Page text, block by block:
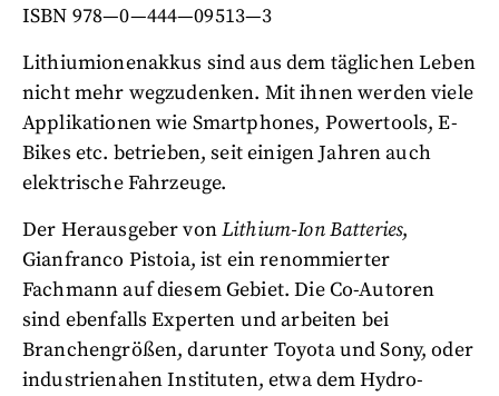
ISBN 978—0—444—09513—3
Lithiumionenakkus sind aus dem täglichen Leben
nicht mehr wegzudenken. Mit ihnen werden viele
Applikationen wie Smartphones, Powertools, E-
Bikes etc. betrieben, seit einigen Jahren auch
elektrische Fahrzeuge.
Der Herausgeber vonLithium-Ion Batteries,
Gianfranco Pistoia, ist ein renommierter
Fachmann auf diesem Gebiet. Die Co-Autoren
sind ebenfalls Experten und arbeiten bei
Branchengrößen, darunter Toyota und Sony, oder
industrienahen Instituten, etwa dem Hydro-